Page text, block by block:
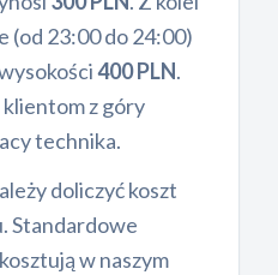
(od 23:00 do 24:00)
400 PLN.
klientom z góry
technika.
doliczyć koszt
Standardowe
w naszym